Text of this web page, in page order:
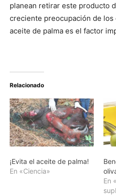
planean retirar este producto
creciente preocupación de los
aceite de palma es el factor
Relacionado
¡Evita el aceite de palma!
En «Ciencia»
En